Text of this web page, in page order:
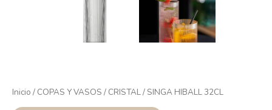
Inicio / COPAS Y VASOS / CRISTAL/ SINGA HIBALL 32CL